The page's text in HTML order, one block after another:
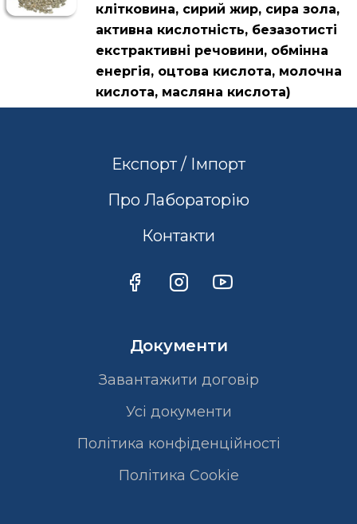
клітковина, сирий жир, сира зола,
активна кислотність, безазотисті
екстрактивні речовини, обмінна
енергія, оцтова кислота, молочна
кислота, масляна кислота)
Експорт / Імпорт
Про Лабораторію
Контакти
Документи
Завантажити договір
Усі документи
Політика конфіденційності
Полiтика Cookie